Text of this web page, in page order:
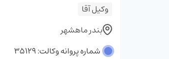
وکیل آقا
بندر ماهشهر
شماره پروانه وکالت: 35129